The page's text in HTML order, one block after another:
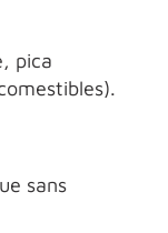
pica
sans